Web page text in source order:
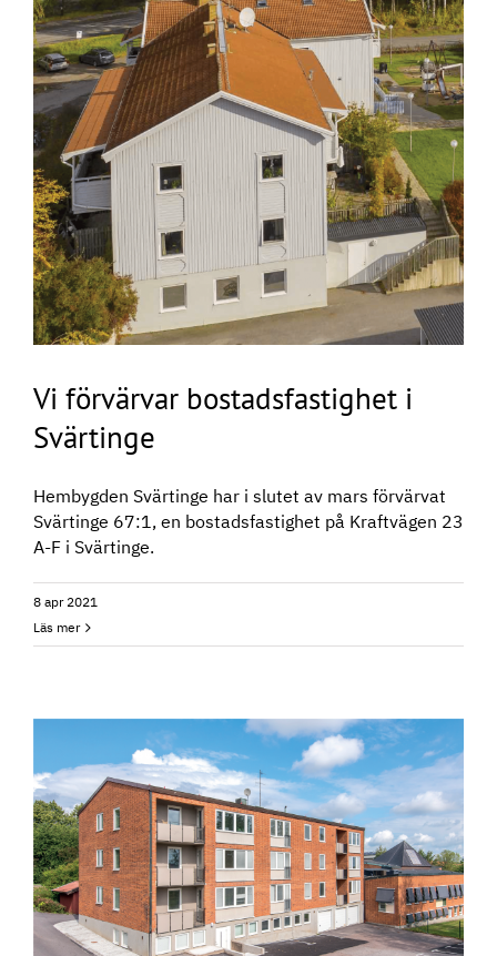
Vi förvärvar bostadsfastighet i
Svärtinge
Hembygden Svärtinge har i slutet av mars förvärvat
Svärtinge 67:1, en bostadsfastighet på Kraftvägen 23
A-F i Svärtinge.
8 apr 2021
Läs mer